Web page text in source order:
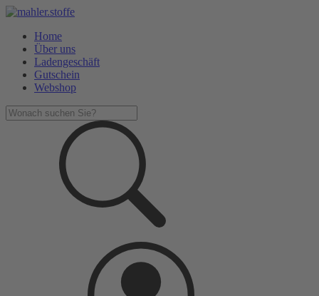
Home
Über uns
Ladengeschäft
Gutschein
Webshop